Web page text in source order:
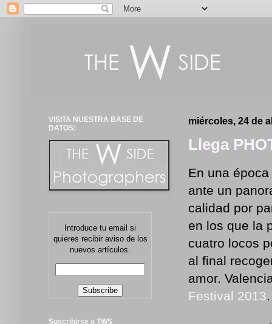
miércoles, 24 de
Llega
En una
ante un
calidad por
en los que la
cuatro locos
al final
amor.
Festival 2013.
VISITA NUESTRA BASE DE
DATOS:
Introduce tu email si
quieres recibir aviso de los
nuevos artículos.
Suscribirse a TWS